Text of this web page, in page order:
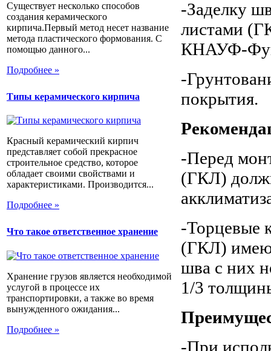
Существует несколько способов
создания керамического
кирпича.Первый метод несет название
метода пластического формования. С
помощью данного...
Подробнее »
Типы керамического кирпича
Красный керамический кирпич
представляет собой прекрасное
строительное средство, которое
обладает своими свойствами и
характеристиками. Производится...
Подробнее »
Что такое ответственное хранение
Хранение грузов является необходимой
услугой в процессе их
транспортировки, а также во время
вынужденного ожидания...
Подробнее »
-Заделку
листами
КНАУФ-
-
покрытия.
-Перед
(ГКЛ)
-Торцевые
(ГКЛ)
шва с них
1/3
-При